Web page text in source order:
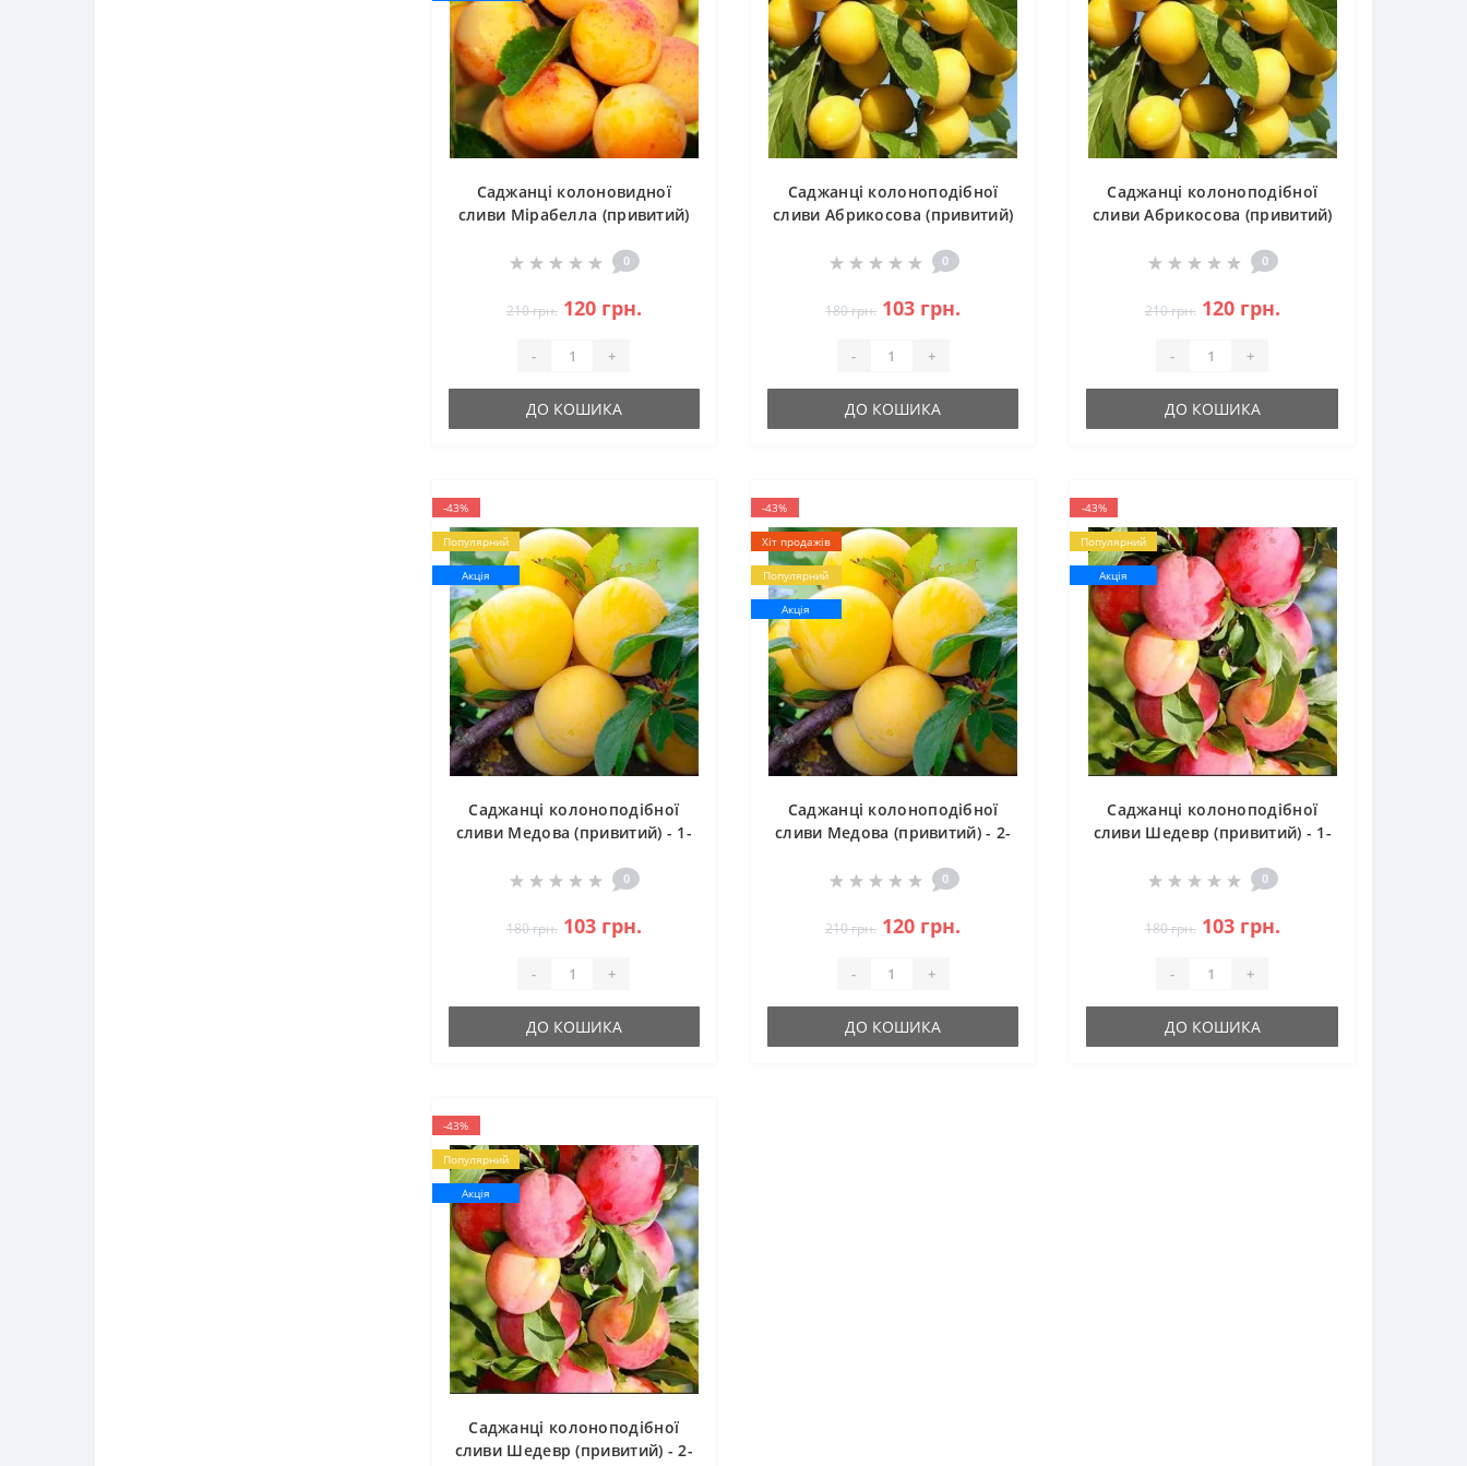
Саджанці колоновидної
сливи Мірабелла (привитий)
0
210 грн. 120 грн.
- +
ДО КОШИКА
Саджанці колоноподібної
сливи Абрикосова (привитий)
0
180 грн. 103 грн.
- +
ДО КОШИКА
Саджанці колоноподібної
сливи Абрикосова (привитий)
0
210 грн. 120 грн.
- +
ДО КОШИКА
-43%
Популярний
Акція
Саджанці колоноподібної
сливи Медова (привитий) - 1-
0
180 грн. 103 грн.
- +
ДО КОШИКА
-43%
Хіт продажів
Популярний
Акція
Саджанці колоноподібної
сливи Медова (привитий) - 2-
0
210 грн. 120 грн.
- +
ДО КОШИКА
-43%
Популярний
Акція
Саджанці колоноподібної
сливи Шедевр (привитий) - 1-
0
180 грн. 103 грн.
- +
ДО КОШИКА
-43%
Популярний
Акція
Саджанці колоноподібної
сливи Шедевр (привитий) - 2-